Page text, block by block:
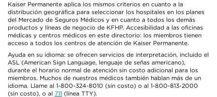
Kaiser Permanente aplica los mismos criterios en cuanto a la
distribución geográfica para seleccionar los hospitales en los planes
del Mercado de Seguros Médicos y en cuanto a todos los demás
productos y líneas de negocio de KFHP. Accesibilidad a las oficinas
médicas y centros médicos en este directorio: los miembros tienen
acceso a todos los centros de atención de Kaiser Permanente.
Ayuda en su idioma: se ofrecen servicios de interpretación, incluido el
ASL (American Sign Language, lenguaje de señas americano),
durante el horario normal de atención sin costo adicional para los
miembros. Muchos de nuestros médicos también hablan más de un
idioma. Llame al 1-800-324-8010 (sin costo) o al 1-800-813-2000
(sin costo), o al 711 (línea TTY).